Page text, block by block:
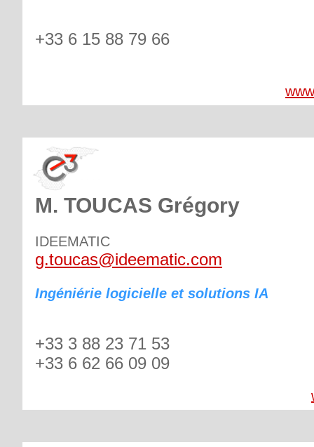
+33 6 15 88 79 66
M. TOUCAS Grégory
IDEEMATIC
g.toucas@ideematic.com
Ingéniérie logicielle et solutions IA
+33 3 88 23 71 53
+33 6 62 66 09 09